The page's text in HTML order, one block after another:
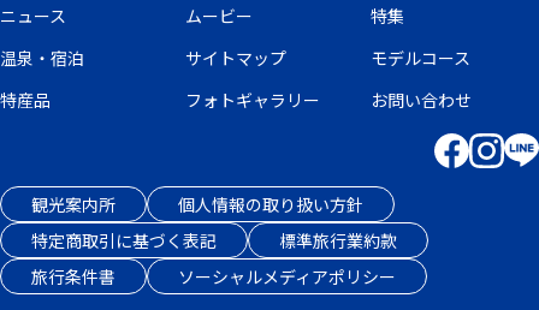
ニュース
ムービー
特集
温泉・宿泊
サイトマップ
モデルコース
特産品
フォトギャラリー お問い合わせ
観光案内所
個人情報の取り扱い方針
特定商取引に基づく表記
標準旅行業約款
旅行条件書
ソーシャルメディアポリシー